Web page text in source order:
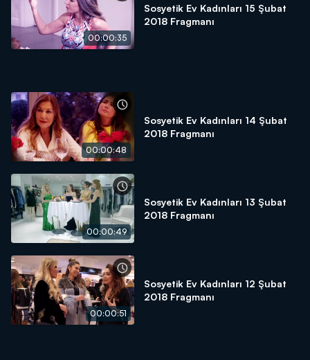
00:00:35
Sosyetik Ev Kadınları 15 Şubat
2018 Fragmanı
00:00:48
Sosyetik Ev Kadınları 14 Şubat
2018 Fragmanı
00:00:49
Sosyetik Ev Kadınları 13 Şubat
2018 Fragmanı
00:00:51
Sosyetik Ev Kadınları 12 Şubat
2018 Fragmanı